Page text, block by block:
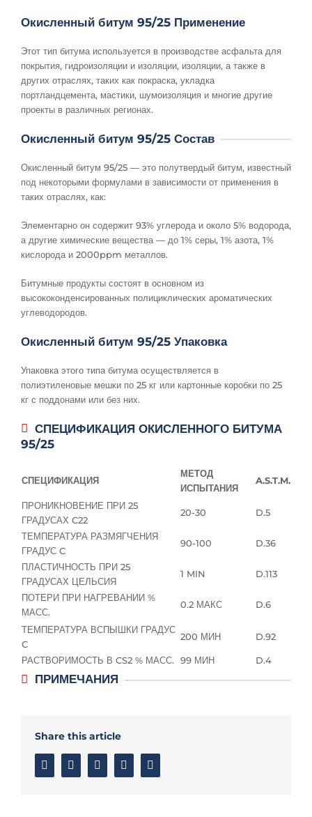
Окисленный битум 95/25 Применение
Этот тип битума используется в производстве асфальта для
покрытия, гидроизоляции и изоляции, изоляции, а также в
других отраслях, таких как покраска, укладка
портландцемента, мастики, шумоизоляция и многие другие
проекты в различных регионах.
Окисленный битум 95/25 Состав
Окисленный битум 95/25 — это полутвердый битум, известный
под некоторыми формулами в зависимости от применения в
таких отраслях, как:
Элементарно он содержит 93% углерода и около 5% водорода,
а другие химические вещества — до 1% серы, 1% азота, 1%
кислорода и 2000ppm металлов.
Битумные продукты состоят в основном из
высококонденсированных полициклических ароматических
углеводородов.
Окисленный битум 95/25 Упаковка
Упаковка этого типа битума осуществляется в
полиэтиленовые мешки по 25 кг или картонные коробки по 25
кг с поддонами или без них.
СПЕЦИФИКАЦИЯ ОКИСЛЕННОГО БИТУМА
95/25
СПЕЦИФИКАЦИЯ
МЕТОД
ИСПЫТАНИЯ
A.S.T.M.
ПРОНИКНОВЕНИЕ ПРИ 25
ГРАДУСАХ C22
20-30 D.5
ТЕМПЕРАТУРА РАЗМЯГЧЕНИЯ
ГРАДУС C
90-100 D.36
ПЛАСТИЧНОСТЬ ПРИ 25
ГРАДУСАХ ЦЕЛЬСИЯ
1 MIN D.113
ПОТЕРИ ПРИ НАГРЕВАНИИ %
МАСС.
0.2 МАКС D.6
ТЕМПЕРАТУРА ВСПЫШКИ ГРАДУС
C
200 МИН D.92
РАСТВОРИМОСТЬ В CS2 % МАСС. 99 МИН D.4
ПРИМЕЧАНИЯ
Share this article
FacebookTwitter LinkedinGoogle+